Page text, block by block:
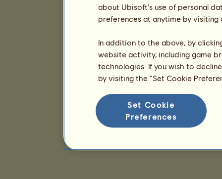
about Ubisoft's use of personal
preferences at anytime by
In addition to the above, by
website activity, including game
technologies. If you wish to
by visiting the “Set Cookie
Set Cookie
Preferences